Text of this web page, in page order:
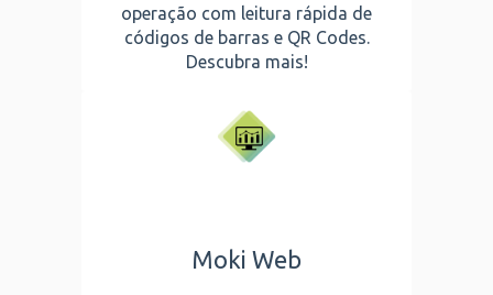
operação com leitura rápida de
códigos de barras e QR Codes.
Descubra mais!
Moki Web